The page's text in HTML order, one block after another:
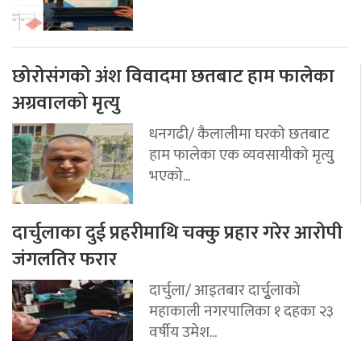
छोरोसंगको अंश विवादमा छतबाट हाम फालेका
अग्रवालको मृत्यु
धनगढी/ कैलालीमा घरको छतबाट
हाम फालेका एक व्यवसायीको मृत्युु
भएको...
दार्चुलाका दुई प्रहरीमाथि चक्कु प्रहार गरेर आरोपी
जंगलतिर फरार
दार्चुला/ आइतबार दार्चुृलाको
महाकाली नगरपालिका १ दहका २३
वर्षीय उमेश...